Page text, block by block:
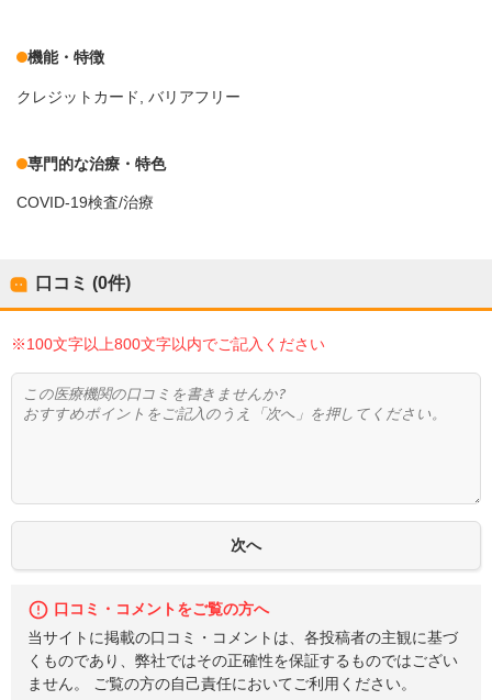
機能・特徴
クレジットカード バリアフリー
専門的な治療・特色
COVID-19検査/治療
口コミ (0件)
※100文字以上800文字以内でご記入ください
口コミ・コメントをご覧の方へ
当サイトに掲載の口コミ・コメントは、各投稿者の主観に基づ
くものであり、弊社ではその正確性を保証するものではござい
ません。 ご覧の方の自己責任においてご利用ください。